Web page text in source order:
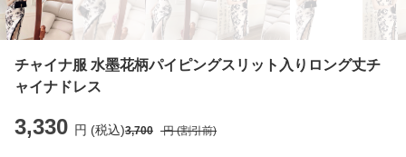
チャイナ服 水墨花柄パイピングスリット入りロング丈チ
ャイナドレス
3,330 円 (税込)3,700 円 (割引前)